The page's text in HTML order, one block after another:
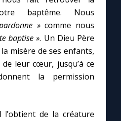
baptême. Nous
»comme nous
baptise ». Un Dieu Père
misère de ses enfants,
leur cœur, jusqu’à ce
la permission
l’obtient de la créature